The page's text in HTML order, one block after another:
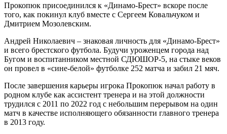
Прокопюк присоединился к «Динамо-Брест» вскоре после
того, как покинул клуб вместе с Сергеем Ковальчуком и
Дмитрием Мозолевским.
Андрей Николаевич – знаковая личность для «Динамо-Брест»
и всего брестского футбола. Будучи уроженцем города над
Бугом и воспитанником местной СДЮШОР-5, на стыке веков
он провел в «сине-белой» футболке 252 матча и забил 21 мяч.
После завершения карьеры игрока Прокопюк начал работу в
родном клубе как ассистент тренера и на этой должности
трудился с 2011 по 2022 год с небольшим перерывом на один
матч в качестве исполняющего обязанности главного тренера
в 2013 году.